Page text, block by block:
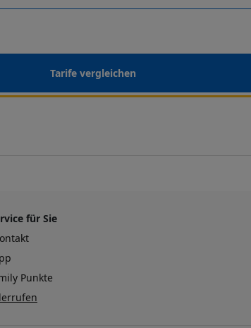
Tarife vergleichen
für Sie
Punkte